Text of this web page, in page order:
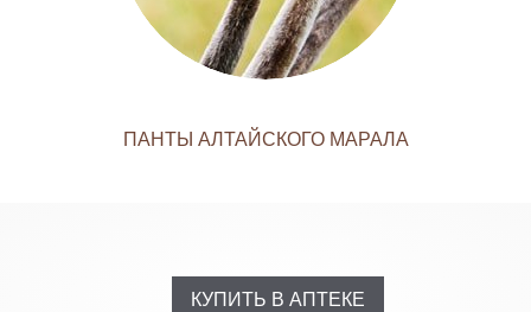
ПАНТЫ АЛТАЙСКОГО МАРАЛА
КУПИТЬ В АПТЕКЕ